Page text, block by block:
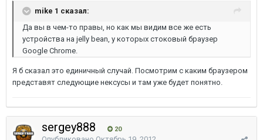
mike 1 сказал:
Да вы в чем-то правы, но как мы видим все же есть
устройства на jelly bean, у которых стоковый браузер
Google Chrome.
Я б сказал это единичный случай. Посмотрим с каким браузером
представят следующие нексусы и там уже будет понятно.
sergey888 20